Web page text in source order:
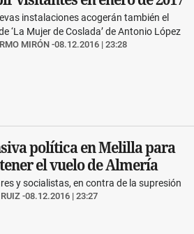
MIRÓN 08.12.2016 | 23:28
instalaciones acogerán también el
‘La Mujer de Coslada’ de Antonio López
política en Melilla para
el vuelo de Almería
08.12.2016 | 23:27
y socialistas, en contra de la supresión